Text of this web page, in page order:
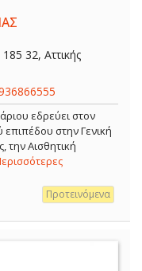
32, Αττικής
εδρεύει στον
στην Γενική
την Αισθητική
Προτεινόμενα